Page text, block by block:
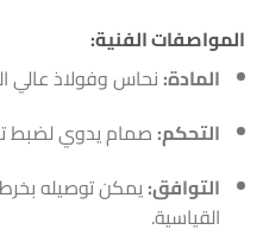
المواصفات الفنية:
المادة:نحاس وفولاذ عالي
التحكم: صمام يدوي لضبط
التوافق:يمكن توصيله
القياسية.